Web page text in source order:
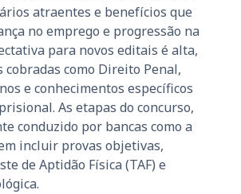
atraentes e benefícios que
no emprego e progressão na
para novos editais é alta,
cobradas como Direito Penal,
e conhecimentos específicos
As etapas do concurso,
conduzido por bancas como a
incluir provas objetivas,
de Aptidão Física (TAF) e